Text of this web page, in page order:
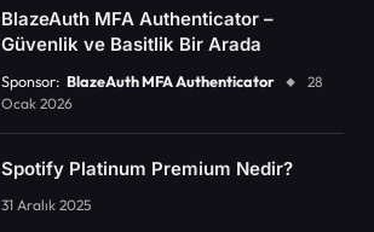
BlazeAuth MFA Authenticator –
Güvenlik ve Basitlik Bir Arada
Sponsor: BlazeAuth MFA Authenticator
28
Ocak 2026
Spotify Platinum Premium Nedir?
31 Aralık 2025